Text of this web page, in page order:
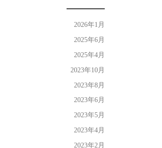
2026年1月
2025年6月
2025年4月
2023年10月
2023年8月
2023年6月
2023年5月
2023年4月
2023年2月